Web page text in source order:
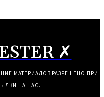
✗
МАТЕРИАЛОВ РАЗРЕШЕНО ПРИ
НА НАС.